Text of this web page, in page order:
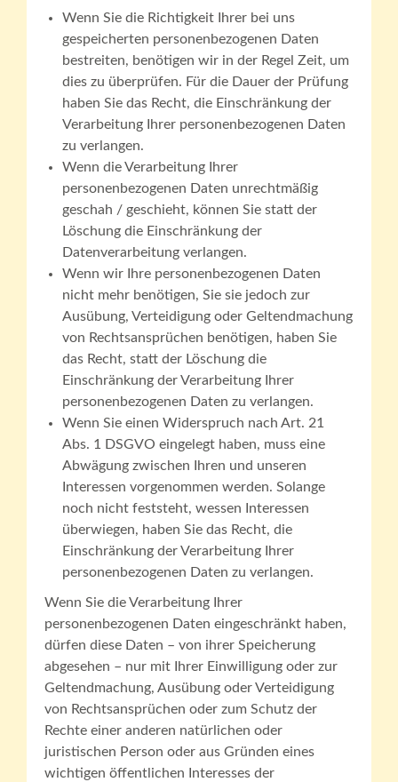
Wenn Sie die Richtigkeit Ihrer bei uns
gespeicherten personenbezogenen Daten
bestreiten, benötigen wir in der Regel Zeit, um
dies zu überprüfen. Für die Dauer der Prüfung
haben Sie das Recht, die Einschränkung der
Verarbeitung Ihrer personenbezogenen Daten
zu verlangen.
Wenn die Verarbeitung Ihrer
personenbezogenen Daten unrechtmäßig
geschah / geschieht, können Sie statt der
Löschung die Einschränkung der
Datenverarbeitung verlangen.
Wenn wir Ihre personenbezogenen Daten
nicht mehr benötigen, Sie sie jedoch zur
Ausübung, Verteidigung oder Geltendmachung
von Rechtsansprüchen benötigen, haben Sie
das Recht, statt der Löschung die
Einschränkung der Verarbeitung Ihrer
personenbezogenen Daten zu verlangen.
Wenn Sie einen Widerspruch nach Art. 21
Abs. 1 DSGVO eingelegt haben, muss eine
Abwägung zwischen Ihren und unseren
Interessen vorgenommen werden. Solange
noch nicht feststeht, wessen Interessen
überwiegen, haben Sie das Recht, die
Einschränkung der Verarbeitung Ihrer
personenbezogenen Daten zu verlangen.
Wenn Sie die Verarbeitung Ihrer
personenbezogenen Daten eingeschränkt haben,
dürfen diese Daten – von ihrer Speicherung
abgesehen – nur mit Ihrer Einwilligung oder zur
Geltendmachung, Ausübung oder Verteidigung
von Rechtsansprüchen oder zum Schutz der
Rechte einer anderen natürlichen oder
juristischen Person oder aus Gründen eines
wichtigen öffentlichen Interesses der